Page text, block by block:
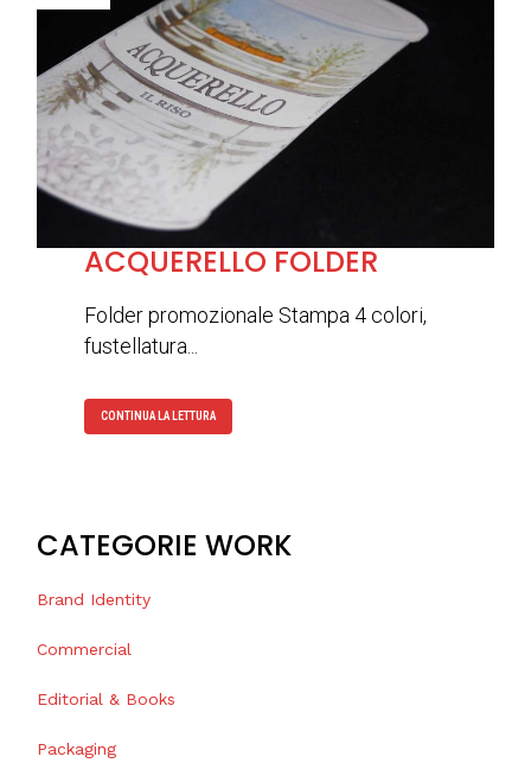
ACQUERELLO FOLDER
Folder promozionale Stampa 4 colori,
fustellatura...
CONTINUA LA LETTURA
CATEGORIE WORK
Brand Identity
Commercial
Editorial & Books
Packaging